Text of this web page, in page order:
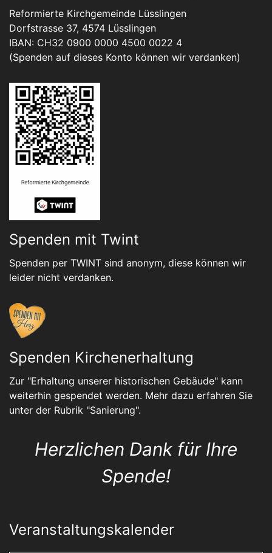
Reformierte Kirchgemeinde Lüsslingen
Dorfstrasse 37, 4574 Lüsslingen
IBAN: CH32 0900 0000 4500 0022 4
(Spenden auf dieses Konto können wir verdanken)
Spenden mit Twint
Spenden per TWINT sind anonym, diese können wir
leider nicht verdanken.
Spenden Kirchenerhaltung
Zur "Erhaltung unserer historischen Gebäude" kann
weiterhin gespendet werden. Mehr dazu erfahren Sie
unter der Rubrik "Sanierung".
Herzlichen Dank für Ihre
Spende!
Veranstaltungskalender